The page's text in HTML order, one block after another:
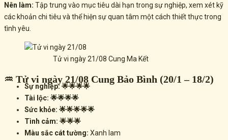
Nên làm: Tập trung vào mục tiêu dài hạn trong sự nghiệp, xem xét kỹ
các khoản chi tiêu và thể hiện sự quan tâm một cách thiết thực trong
tình yêu.
Tử vi ngày 21/08 Cung Ma Kết
♒ Tử vi ngày 21/08 Cung Bảo Bình (20/1 – 18/2)
Sự nghiệp: 🌟🌟🌟🌟
Tài lộc: 🌟🌟🌟🌟
Sức khỏe: 🌟🌟🌟🌟🌟
Tình cảm: 🌟🌟🌟
Màu sắc cát tường: Xanh lam